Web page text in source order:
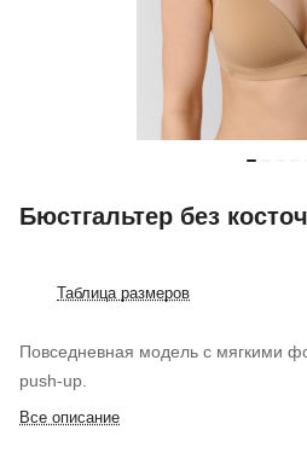
Бюстгальтер без
Таблица размеров
Повседневная модель с мягкими
push-up.
Все описание